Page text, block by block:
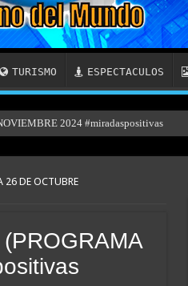
TURISMO ESPECTACULOS
2024 #miradaspositivas
26 DE OCTUBRE